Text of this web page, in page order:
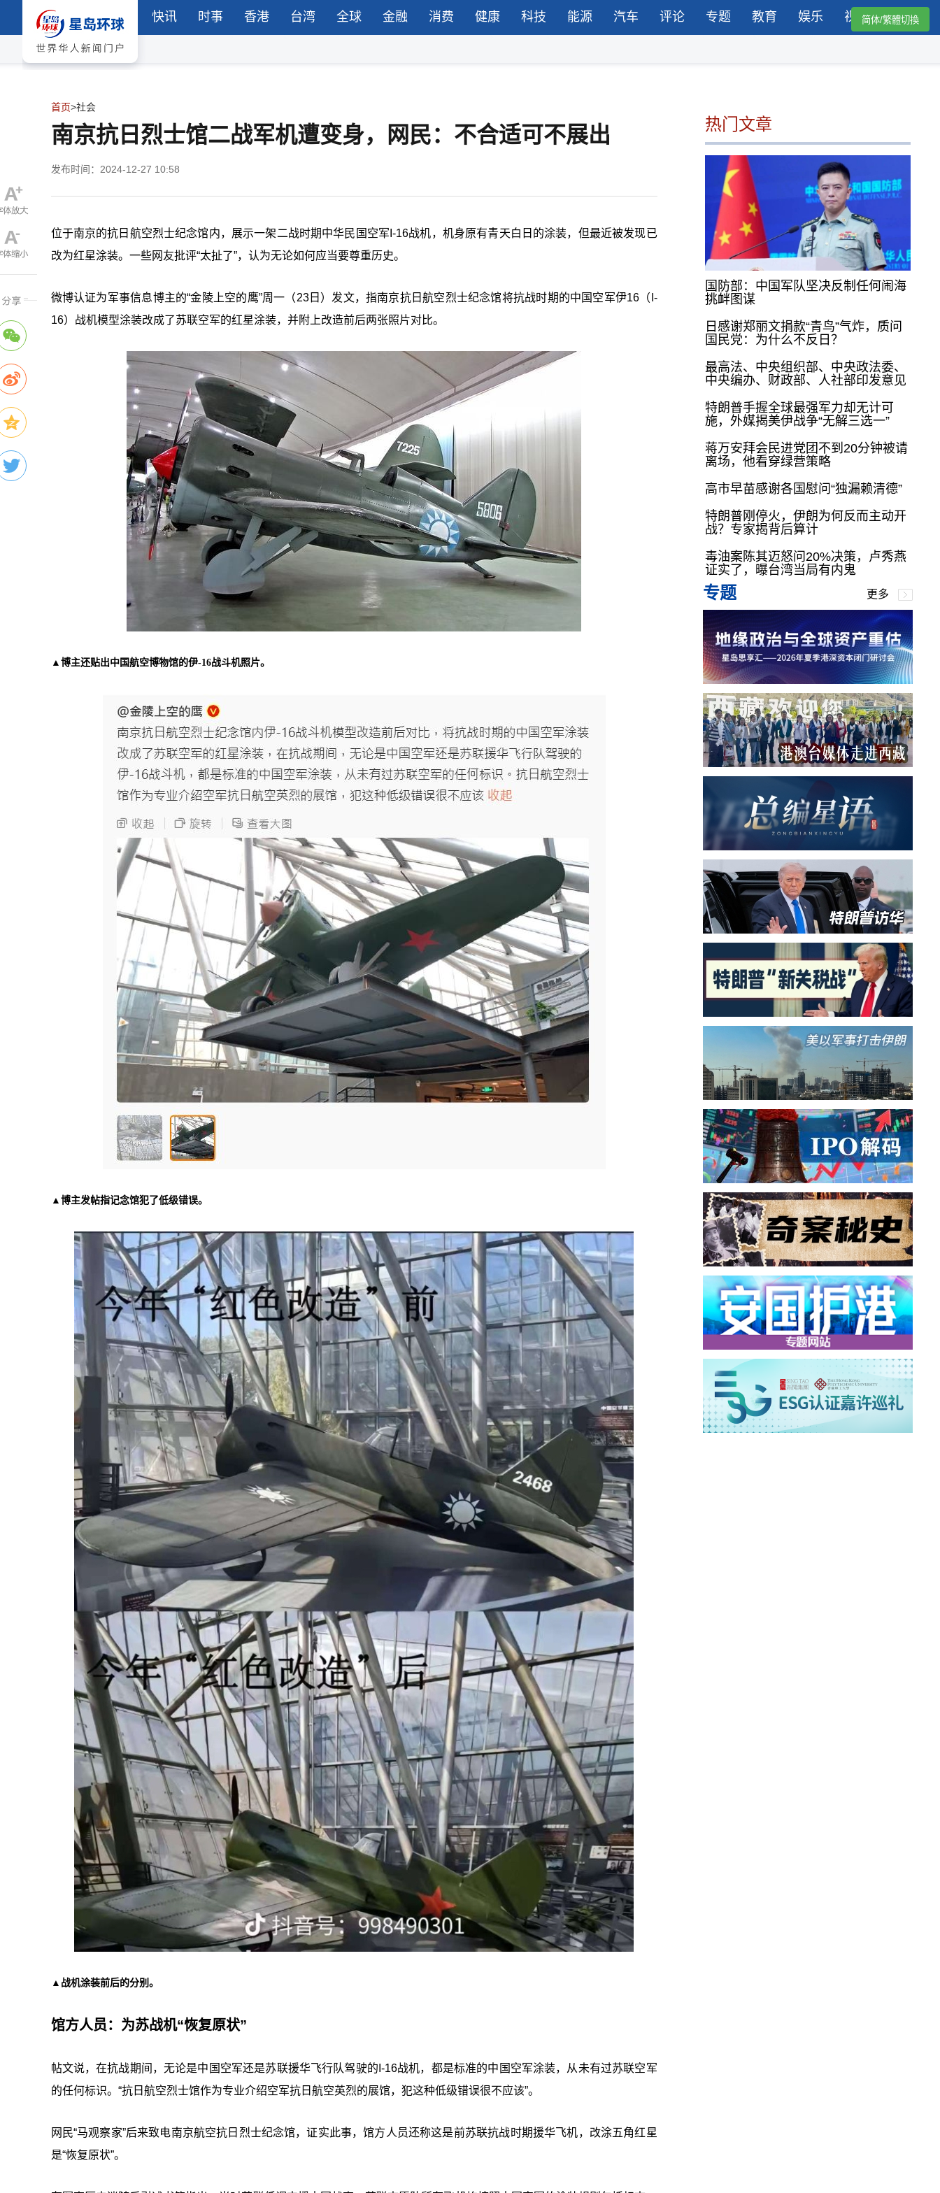
快讯 时事 香港 台湾 全球 金融 消费 健康 科技 能源 汽车 评论 专题 教育 娱乐 视频简体/繁體切換
首页>社会
南京抗日烈士馆二战军机遭变身，网民：不合适可不展出
发布时间：2024-12-27 10:58
位于南京的抗日航空烈士纪念馆内，展示一架二战时期中华民国空军I-16战机，机身原有青天白日的涂装，但最近被发现已
改为红星涂装。一些网友批评“太扯了”，认为无论如何应当要尊重历史。
微博认证为军事信息博主的“金陵上空的鹰”周一（23日）发文，指南京抗日航空烈士纪念馆将抗战时期的中国空军伊16（I-
16）战机模型涂装改成了苏联空军的红星涂装，并附上改造前后两张照片对比。
▲博主还贴出中国航空博物馆的伊-16战斗机照片。
▲博主发帖指记念馆犯了低级错误。
▲战机涂装前后的分别。
馆方人员：为苏战机“恢复原状”
帖文说，在抗战期间，无论是中国空军还是苏联援华飞行队驾驶的I-16战机，都是标准的中国空军涂装，从未有过苏联空军
的任何标识。“抗日航空烈士馆作为专业介绍空军抗日航空英烈的展馆，犯这种低级错误很不应该”。
网民“马观察家”后来致电南京航空抗日烈士纪念馆，证实此事，馆方人员还称这是前苏联抗战时期援华飞机，改涂五角红星
是“恢复原状”。
热门文章
国防部：中国军队坚决反制任何闹海
挑衅图谋
日感谢郑丽文捐款“青鸟”气炸，质问
国民党：为什么不反日？
最高法、中央组织部、中央政法委、
中央编办、财政部、人社部印发意见
特朗普手握全球最强军力却无计可
施，外媒揭美伊战争“无解三选一”
蒋万安拜会民进党团不到20分钟被请
离场，他看穿绿营策略
高市早苗感谢各国慰问“独漏赖清德”
特朗普刚停火，伊朗为何反而主动开
战？专家揭背后算计
毒油案陈其迈怒问20%决策，卢秀燕
证实了，曝台湾当局有内鬼
专题 更多